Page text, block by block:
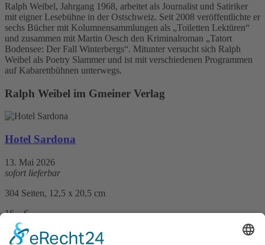
Ralph Weibel, Jahrgang 1968, arbeitet als Journalist und Satiriker
mit eigner Lesebühne in der Ostschweiz. Seit 2008 veröffentlichte er
sechs Bücher mit Kolumnensammlungen als „Toiletten Lektüren“
und zusammen mit Martin Oesch den Kriminalroman „Tatort
Bodensee: Der Fall Winterbergs“. Mitunter versucht sich Ralph
Weibel als Poetry Slammer und ist mit verschiedenen Programmen
auf Kabarettbühnen unterwegs.
Ralph Weibel im Gmeiner Verlag
Hotel Sardona
13. Mai 2026
sofort lieferbar
304 Seiten, 12,5 x 20,5 cm
16,– €
mehr Infos …